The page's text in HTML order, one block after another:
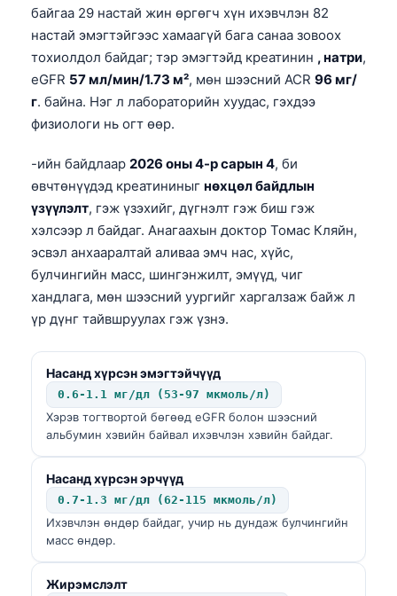
байгаа 29 настай жин өргөгч хүн ихэвчлэн 82
настай эмэгтэйгээс хамаагүй бага санаа зовоох
тохиолдол байдаг; тэр эмэгтэйд креатинин , натри,
eGFR 57 мл/мин/1.73 м², мөн шээсний ACR 96 мг/
г. байна. Нэг л лабораторийн хуудас, гэхдээ
физиологи нь огт өөр.
-ийн байдлаар 2026 оны 4-р сарын 4, би
өвчтөнүүдэд креатининыг нөхцөл байдлын
үзүүлэлт, гэж үзэхийг, дүгнэлт гэж биш гэж
хэлсээр л байдаг. Анагаахын доктор Томас Кляйн,
эсвэл анхааралтай аливаа эмч нас, хүйс,
булчингийн масс, шингэнжилт, эмүүд, чиг
хандлага, мөн шээсний уургийг харгалзаж байж л
үр дүнг тайвшруулах гэж үзнэ.
Насанд хүрсэн эмэгтэйчүүд
0.6-1.1 мг/дл (53-97 мкмоль/л)
Хэрэв тогтвортой бөгөөд eGFR болон шээсний
альбумин хэвийн байвал ихэвчлэн хэвийн байдаг.
Насанд хүрсэн эрчүүд
0.7-1.3 мг/дл (62-115 мкмоль/л)
Ихэвчлэн өндөр байдаг, учир нь дундаж булчингийн
масс өндөр.
Жирэмслэлт